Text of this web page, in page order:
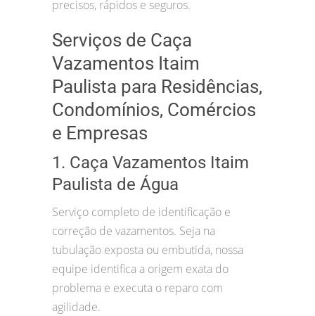
precisos, rápidos e seguros.
Serviços de Caça
Vazamentos Itaim
Paulista para Residências,
Condomínios, Comércios
e Empresas
1. Caça Vazamentos Itaim
Paulista de Água
Serviço completo de identificação e
correção de vazamentos. Seja na
tubulação exposta ou embutida, nossa
equipe identifica a origem exata do
problema e executa o reparo com
agilidade.